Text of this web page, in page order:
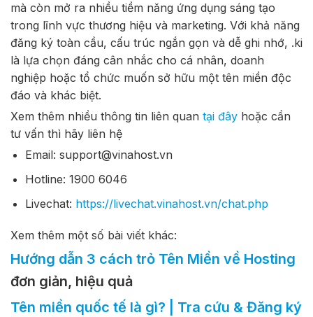
mà còn mở ra nhiều tiềm năng ứng dụng sáng tạo
trong lĩnh vực thương hiệu và marketing. Với khả năng
đăng ký toàn cầu, cấu trúc ngắn gọn và dễ ghi nhớ, .ki
là lựa chọn đáng cân nhắc cho cá nhân, doanh
nghiệp hoặc tổ chức muốn sở hữu một tên miền độc
đáo và khác biệt.
Xem thêm nhiều thông tin liên quan tại đây hoặc cần
tư vấn thì hãy liên hệ
Email: support@vinahost.vn
Hotline: 1900 6046
Livechat: https://livechat.vinahost.vn/chat.php
Xem thêm một số bài viết khác:
Hướng dẫn 3 cách trỏ Tên Miền về Hosting
đơn giản, hiệu quả
Tên miền quốc tế là gì? | Tra cứu & Đăng ký